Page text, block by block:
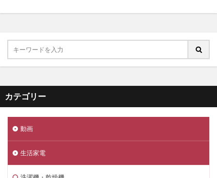
カテゴリー
動画
生活家電